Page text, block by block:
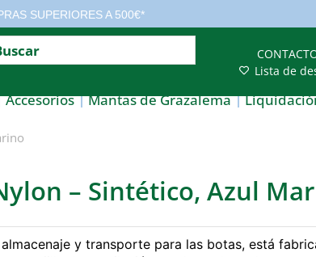
SUPERIORES A 500€*
Lista de
Accesorios Mantas de Grazalema
– Sintético, Azul
y transporte para las botas, está